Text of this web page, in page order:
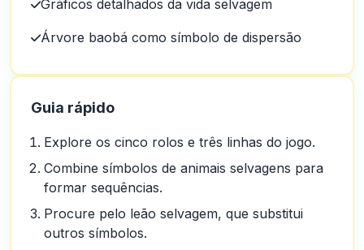
Gráficos detalhados da vida selvagem
Árvore baobá como símbolo de dispersão
Guia rápido
Explore os cinco rolos e três linhas do jogo.
Combine símbolos de animais selvagens para
formar sequências.
Procure pelo leão selvagem, que substitui
outros símbolos.